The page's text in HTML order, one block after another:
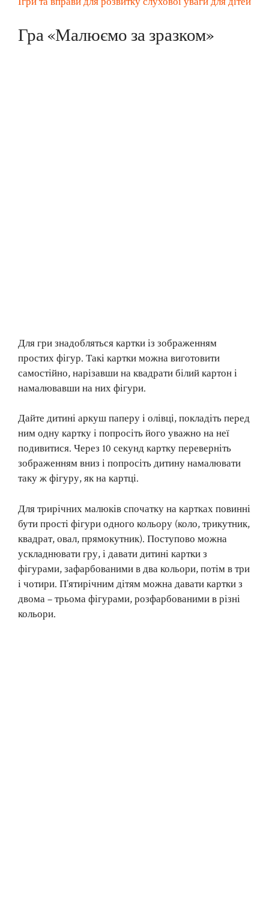
Гра «Малюємо за зразком»
Для гри знадобляться картки із зображенням
простих фігур. Такі картки можна виготовити
самостійно, нарізавши на квадрати білий картон і
намалювавши на них фігури.
Дайте дитині аркуш паперу і олівці, покладіть перед
ним одну картку і попросіть його уважно на неї
подивитися. Через 10 секунд картку переверніть
зображенням вниз і попросіть дитину намалювати
таку ж фігуру, як на картці.
Для трирічних малюків спочатку на картках повинні
бути прості фігури одного кольору (коло, трикутник,
квадрат, овал, прямокутник). Поступово можна
ускладнювати гру, і давати дитині картки з
фігурами, зафарбованими в два кольори, потім в три
і чотири. П’ятирічним дітям можна давати картки з
двома – трьома фігурами, розфарбованими в різні
кольори.